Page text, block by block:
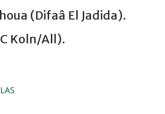
(Difaâ El Jadida).
Koln/All).